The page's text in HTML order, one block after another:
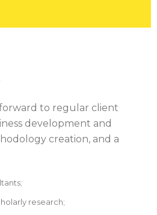
to regular client
development and
creation, and a
research;